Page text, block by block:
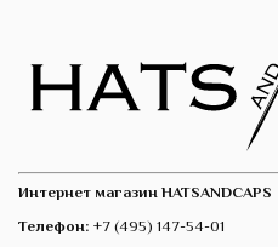
Интернет магазин HATSANDCAPS
Телефон: +7 (495) 147-54-01